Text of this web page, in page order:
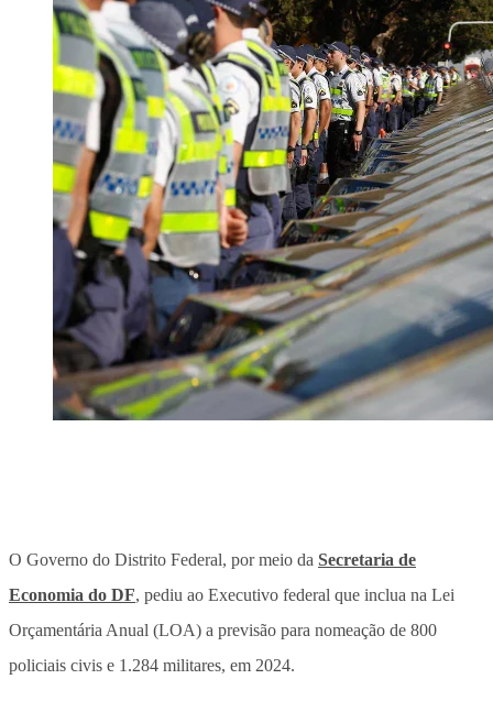
O Governo do Distrito Federal, por meio da Secretaria de
Economia do DF, pediu ao Executivo federal que inclua na Lei
Orçamentária Anual (LOA) a previsão para nomeação de 800
policiais civis e 1.284 militares, em 2024.